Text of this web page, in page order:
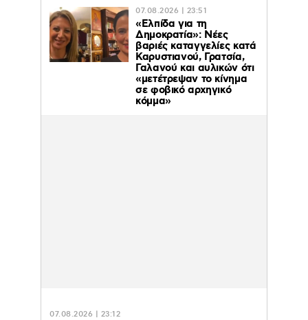
07.08.2026 | 23:51
«Ελπίδα για τη
Δημοκρατία»: Νέες
βαριές καταγγελίες κατά
Καρυστιανού, Γρατσία,
Γαλανού και αυλικών ότι
«μετέτρεψαν το κίνημα
σε φοβικό αρχηγικό
κόμμα»
07.08.2026 | 23:12